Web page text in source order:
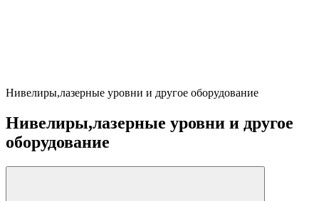
Нивелиры,лазерные уровни и другое оборудование
Нивелиры,лазерные уровни и другое
оборудование